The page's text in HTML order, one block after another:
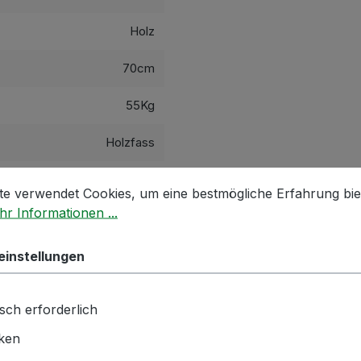
Holz
70cm
55Kg
Holzfass
GmbH | Zementwerk 3 |
| info(at)bockmeyer.de
Cookies, um eine bestmögliche Erfahrung
verwendet Cookies, um eine bestmögliche Erfahrung
Informationen ...
erforderlich